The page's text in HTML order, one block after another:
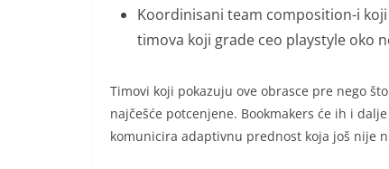
Koordinisani team composition-i
timova koji grade ceo playstyle oko
Timovi koji pokazuju ove obrasce pre nego
najčešće potcenjene. Bookmakers će ih i
komunicira adaptivnu prednost koja još nije